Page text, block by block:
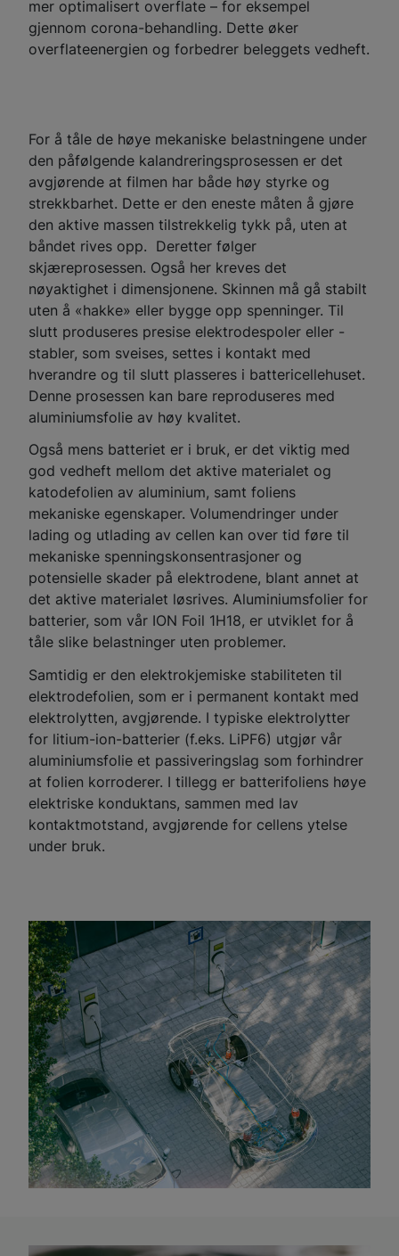
mer optimalisert overflate – for eksempel
gjennom corona-behandling. Dette øker
overflateenergien og forbedrer beleggets vedheft.
For å tåle de høye mekaniske belastningene under
den påfølgende kalandreringsprosessen er det
avgjørende at filmen har både høy styrke og
strekkbarhet. Dette er den eneste måten å gjøre
den aktive massen tilstrekkelig tykk på, uten at
båndet rives opp. Deretter følger
skjæreprosessen. Også her kreves det
nøyaktighet i dimensjonene. Skinnen må gå stabilt
uten å «hakke» eller bygge opp spenninger. Til
slutt produseres presise elektrodespoler eller -
stabler, som sveises, settes i kontakt med
hverandre og til slutt plasseres i battericellehuset.
Denne prosessen kan bare reproduseres med
aluminiumsfolie av høy kvalitet.
Også mens batteriet er i bruk, er det viktig med
god vedheft mellom det aktive materialet og
katodefolien av aluminium, samt foliens
mekaniske egenskaper. Volumendringer under
lading og utlading av cellen kan over tid føre til
mekaniske spenningskonsentrasjoner og
potensielle skader på elektrodene, blant annet at
det aktive materialet løsrives. Aluminiumsfolier for
batterier, som vår ION Foil 1H18, er utviklet for å
tåle slike belastninger uten problemer.
Samtidig er den elektrokjemiske stabiliteten til
elektrodefolien, som er i permanent kontakt med
elektrolytten, avgjørende. I typiske elektrolytter
for litium-ion-batterier (f.eks. LiPF6) utgjør vår
aluminiumsfolie et passiveringslag som forhindrer
at folien korroderer. I tillegg er batterifoliens høye
elektriske konduktans, sammen med lav
kontaktmotstand, avgjørende for cellens ytelse
under bruk.